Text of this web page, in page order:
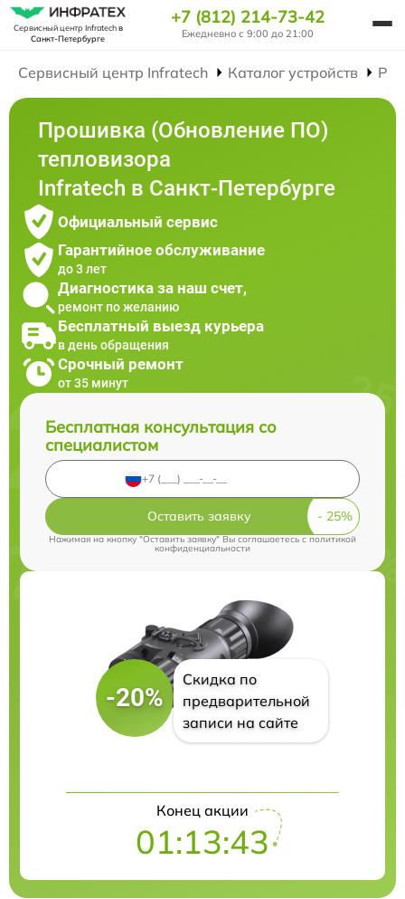
Сервисный центр Infratechв
Санкт-Петербурге
+7 (812) 214-73-42
Ежедневно с 9:00 до 21:00
Сервисный центр Infratech Каталог устройств
Прошивка (Обновление ПО)
тепловизора
Infratech в Санкт-Петербурге
Официальный сервис
Гарантийное обслуживание
до 3 лет
Диагностика за наш счет,
ремонт по желанию
Бесплатный выезд курьера
в день обращения
Срочный ремонт
от 35 минут
Бесплатная консультация со
специалистом
Оставить заявку
Нажимая на кнопку "Оставить заявку" Вы соглашаетесь cполитикой
конфиденциальности
-20%
Скидка по
предварительной
записи на сайте
Конец акции
01:13:41